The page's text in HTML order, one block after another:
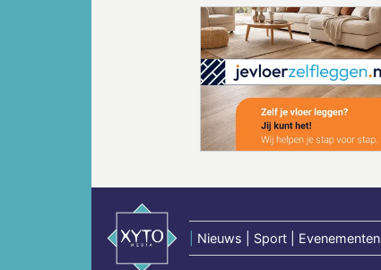
Nieuws | Sport | Evenementen